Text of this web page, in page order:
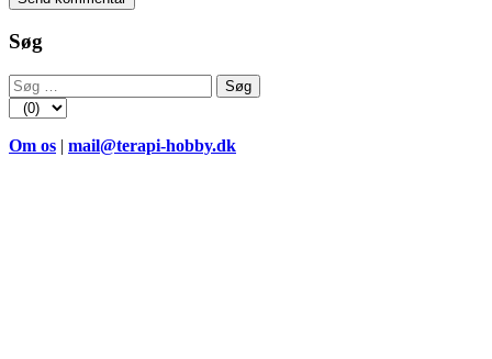
Søg
Søg
efter:
Om os | mail@terapi-hobby.dk